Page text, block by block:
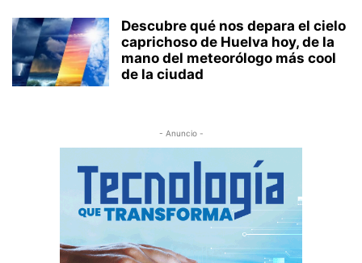
Descubre qué nos depara el cielo
caprichoso de Huelva hoy, de la
mano del meteorólogo más cool
de la ciudad
- Anuncio -